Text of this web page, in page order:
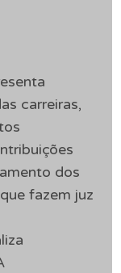
carreiras,
dos
fazem juz